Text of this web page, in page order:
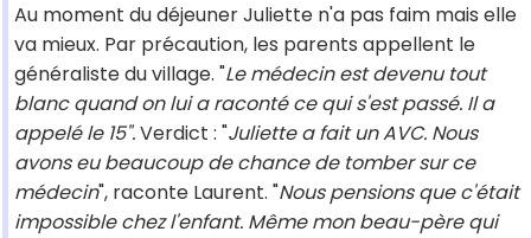
Au moment du déjeuner Juliette n'a pas faim mais elle
va mieux. Par précaution, les parents appellent le
généraliste du village. "Le médecin est devenu tout
blanc quand on lui a raconté ce qui s'est passé. Il a
appelé le 15".Verdict : "Juliette a fait un AVC. Nous
avons eu beaucoup de chance de tomber sur ce
médecin", raconte Laurent. "Nous pensions que c'était
impossible chez l'enfant. Même mon beau-père qui